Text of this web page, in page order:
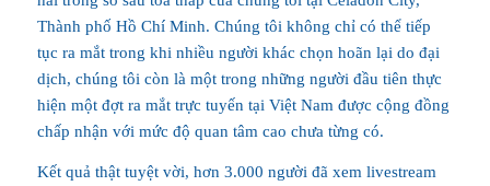
Thành phố Hồ Chí Minh. Chúng tôi không chỉ có thể tiếp
tục ra mắt trong khi nhiều người khác chọn hoãn lại do đại
dịch, chúng tôi còn là một trong những người đầu tiên thực
hiện một đợt ra mắt trực tuyến tại Việt Nam được cộng đồng
chấp nhận với mức độ quan tâm cao chưa từng có.
Kết quả thật tuyệt vời, hơn 3.000 người đã xem livestream